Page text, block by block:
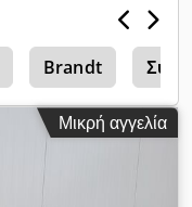
Brandt
Μικρή αγγελία